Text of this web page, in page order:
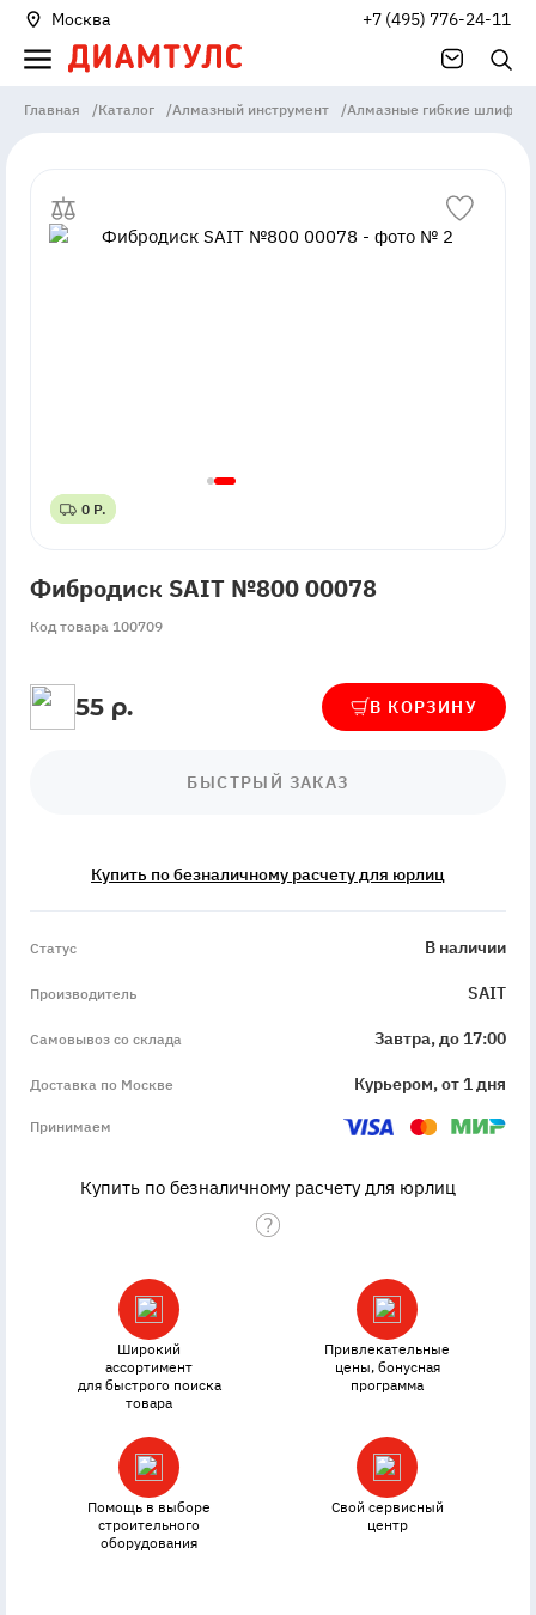
Москва +7 (495) 776-24-11
Главная /Каталог /Алмазный инструмент /Алмазные гибкие
0 Р.
0 Р.
Фибродиск SAIT №800 00078
Код товара 100709
55 р. В КОРЗИНУ
БЫСТРЫЙ ЗАКАЗ
Купить по безналичному расчету для юрлиц
Статус В наличии
Производитель SAIT
Самовывоз со склада Завтра, до 17:00
Доставка по Москве Курьером, от 1 дня
Принимаем
Купить по безналичному расчету для юрлиц
Широкий
ассортимент
для быстрого поиска
товара
Привлекательные
цены, бонусная
программа
Помощь в выборе
строительного
оборудования
Свой сервисный
центр